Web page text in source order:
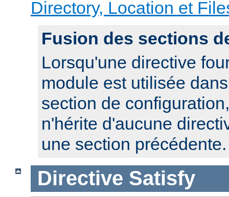
Directory, Location et
Fusion des sections
Lorsqu'une directive
module est utilisée
section de
n'hérite d'aucune
une section précédente.
Directive Satisfy